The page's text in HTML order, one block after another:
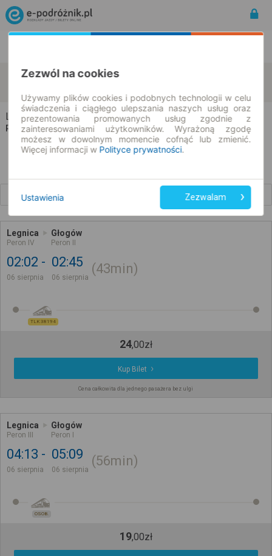
Legnica Głogów
Legnica → Głogów
Rozkład jazdy i bilety
Legnica
Peron IV
Głogów
Peron II
02:02
06 sierpnia
02:45
06 sierpnia
43min
TLK 38194
24,00zł
Kup Bilet
Cena całkowita dla jednego pasażera bez ulgi
Legnica
Peron III
Głogów
Peron I
04:13
06 sierpnia
05:09
06 sierpnia
56min
OSOB.
19,00zł
Zezwól na cookies
Używamy plików cookies i podobnych technologii w celu
świadczenia i ciągłego ulepszania naszych usług oraz
prezentowania promowanych usług zgodnie z
zainteresowaniami użytkowników. Wyrażoną zgodę
możesz w dowolnym momencie cofnąć lub zmienić.
Więcej informacji w Polityce prywatności.
Ustawienia Zezwalam